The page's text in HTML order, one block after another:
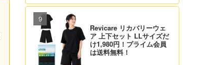
Revicare リカバリーウェ
ア 上下セット LLサイズだ
け1,980円！プライム会員
は送料無料！